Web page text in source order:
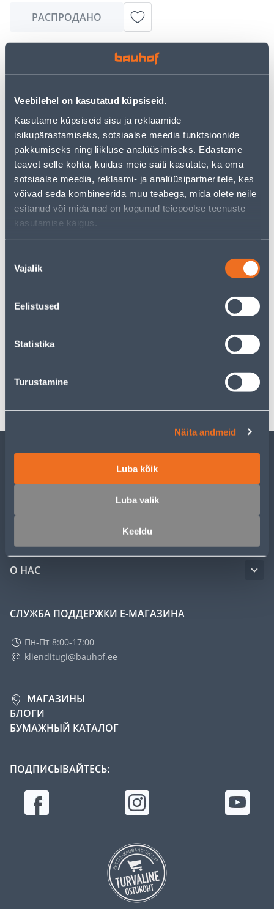
Veebilehel on kasutatud küpsiseid.
Kasutame küpsiseid sisu ja reklaamide
isikupärastamiseks, sotsiaalse meedia funktsioonide
pakkumiseks ning liikluse analüüsimiseks. Edastame
teavet selle kohta, kuidas meie saiti kasutate, ka oma
sotsiaalse meedia, reklaami- ja analüüsipartneritele, kes
võivad seda kombineerida muu teabega, mida olete neile
esitanud või mida nad on kogunud teiepoolse teenuste
kasutamise käigus.
valik
Vajalik
Eelistused
Statistika
Turustamine
Näita andmeid
Luba kõik
Luba valik
Keeldu
РАСПРОДАНО
Извините, но запрашиваемый вами товар в
настоящее время временно отсутствует из-за
альтернативы из той жекатегории товаров
Но ваш шопинг не должен заканчиваться здесь - вы
можете продолжить свои исследования, вернувшись
главную страницуили используя нашу мощную
функцию поиска, чтобы найти еще более приятные
варианты. Удачных покупок!
• 14-päevane tagastusõigus.
• HANKIJA LAOST TELLITAV TOODE
Транспорт
ОБСЛУЖИВАНИЕ ЧАСТНЫХ КЛИЕНТОВ
О НАС
СЛУЖБА ПОДДЕРЖКИ Е-МАГАЗИНА
Пн-Пт 8:00-17:00
klienditugi@bauhof.ee
МАГАЗИНЫ
БЛОГИ
БУМАЖНЫЙ КАТАЛОГ
ПОДПИСЫВАЙТЕСЬ: